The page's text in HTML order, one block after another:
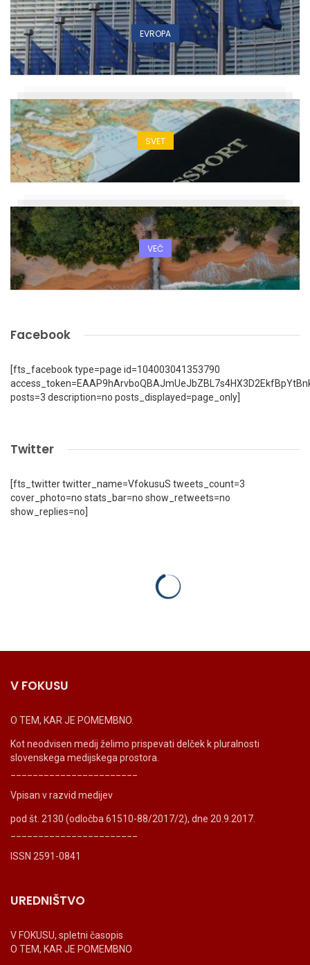
EVROPA
SVET
VEČ
Facebook
[fts_facebook type=page id=104003041353790
posts=3 description=no posts_displayed=page_only]
Twitter
[fts_twitter twitter_name=VfokusuS tweets_count=3
cover_photo=no stats_bar=no show_retweets=no
show_replies=no]
V FOKUSU
O TEM, KAR JE POMEMBNO.
Kot neodvisen medij želimo prispevati delček k pluralnosti
slovenskega medijskega prostora.
Vpisan v razvid medijev
pod št. 2130 (odločba 61510-88/2017/2), dne 20.9.2017.
ISSN 2591-0841
UREDNIŠTVO
V FOKUSU, spletni časopis
O TEM, KAR JE POMEMBNO